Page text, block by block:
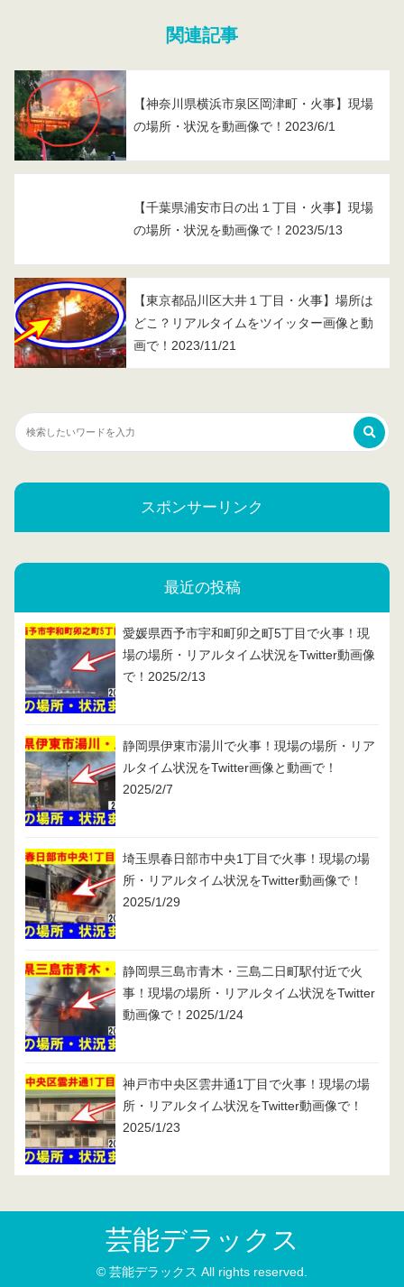
関連記事
【神奈川県横浜市泉区岡津町・火事】現場
の場所・状況を動画像で！2023/6/1
【千葉県浦安市日の出１丁目・火事】現場
の場所・状況を動画像で！2023/5/13
【東京都品川区大井１丁目・火事】場所は
どこ？リアルタイムをツイッター画像と動
画で！2023/11/21
スポンサーリンク
最近の投稿
愛媛県西予市宇和町卯之町5丁目で火事！現
場の場所・リアルタイム状況をTwitter動画像
で！2025/2/13
静岡県伊東市湯川で火事！現場の場所・リア
ルタイム状況をTwitter画像と動画で！
2025/2/7
埼玉県春日部市中央1丁目で火事！現場の場
所・リアルタイム状況をTwitter動画像で！
2025/1/29
静岡県三島市青木・三島二日町駅付近で火
事！現場の場所・リアルタイム状況をTwitter
動画像で！2025/1/24
神戸市中央区雲井通1丁目で火事！現場の場
所・リアルタイム状況をTwitter動画像で！
2025/1/23
芸能デラックス
© 芸能デラックス All rights reserved.